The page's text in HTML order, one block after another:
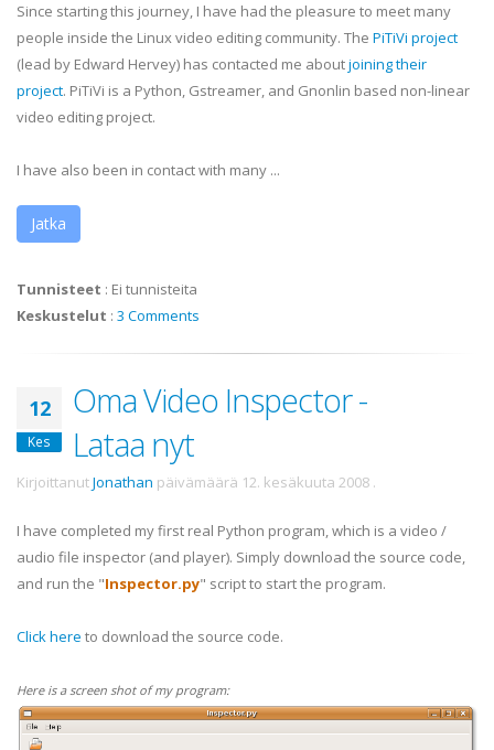
Since starting this journey, I have had the pleasure to meet many
people inside the Linux video editing community. The PiTiVi project
(lead by Edward Hervey) has contacted me aboutjoining their
project. PiTiVi is a Python, Gstreamer, and Gnonlin based non-linear
video editing project.
I have also been in contact with many ...
Jatka
Tunnisteet : Ei tunnisteita
Keskustelut : 3 Comments
12
Kes
Oma Video Inspector -
Lataa nyt
KirjoittanutJonathan päivämäärä 12. kesäkuuta 2008 .
I have completed my first real Python program, which is a video /
audio file inspector (and player). Simply download the source code,
and run the "Inspector.py" script to start the program.
Click here to download the source code.
Here is a screen shot of my program: